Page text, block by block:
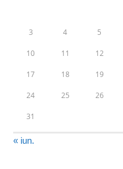
3 4 5
10 11 12
17 18 19
24 25 26
31
« iun.